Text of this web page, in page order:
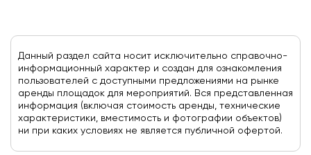
Данный раздел сайта носит исключительно справочно-
информационный характер и создан для ознакомления
пользователей с доступными предложениями на рынке
аренды площадок для мероприятий. Вся представленная
информация (включая стоимость аренды, технические
характеристики, вместимость и фотографии объектов)
ни при каких условиях не является публичной офертой.